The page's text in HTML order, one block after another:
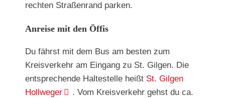
rechten Straßenrand parken.
Anreise mit den Öffis
Du fährst mit dem Bus am besten zum
Kreisverkehr am Eingang zu St. Gilgen. Die
entsprechende Haltestelle heißt St. Gilgen
Hollweger
. Vom Kreisverkehr gehst du ca.